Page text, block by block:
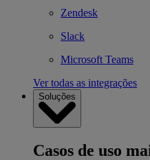
Zendesk
Slack
Microsoft Teams
Ver todas as integrações
Soluções
Casos de uso